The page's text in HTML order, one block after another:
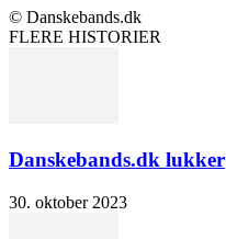
© Danskebands.dk
FLERE HISTORIER
Danskebands.dk lukker
30. oktober 2023